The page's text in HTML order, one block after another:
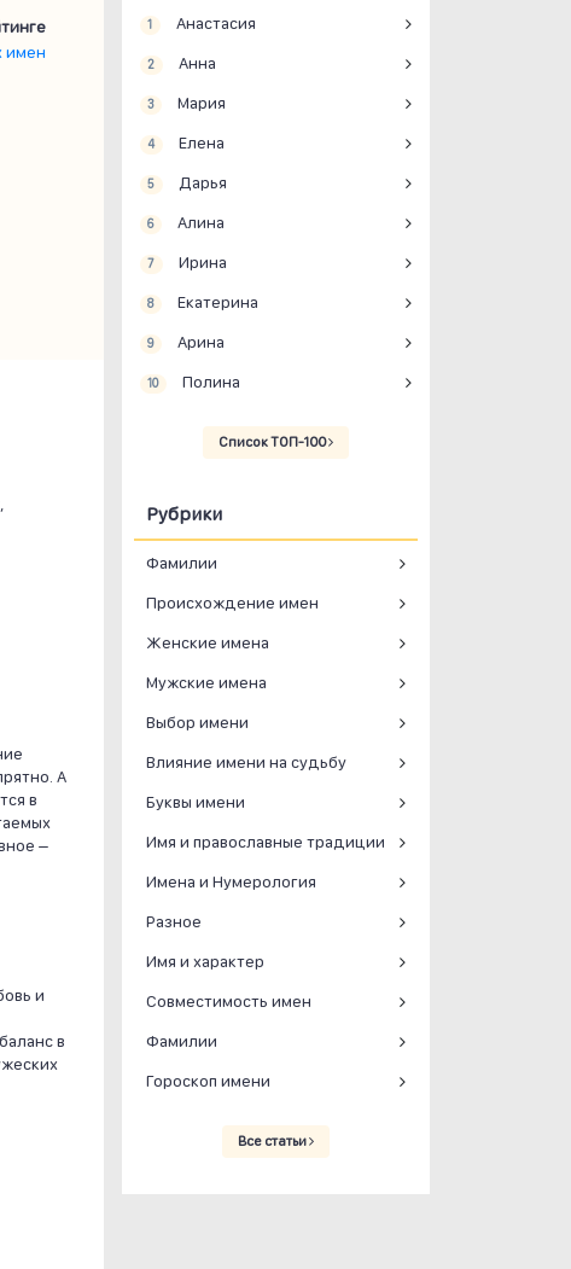
имен
А
в
–
и
в
1 Анастасия
2 Анна
3 Мария
4 Елена
5 Дарья
6 Алина
7 Ирина
8 Екатерина
9 Арина
10 Полина
Список ТОП-100
Рубрики
Фамилии
Происхождение имен
Женские имена
Мужские имена
Выбор имени
Влияние имени на судьбу
Буквы имени
Имя и православные традиции
Имена и Нумерология
Разное
Имя и характер
Совместимость имен
Фамилии
Гороскоп имени
Все статьи